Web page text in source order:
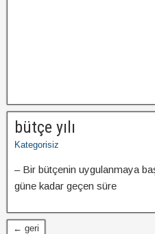
bütçe yılı
Kategorisiz
– Bir bütçenin uygulanmaya
güne kadar geçen süre
← geri